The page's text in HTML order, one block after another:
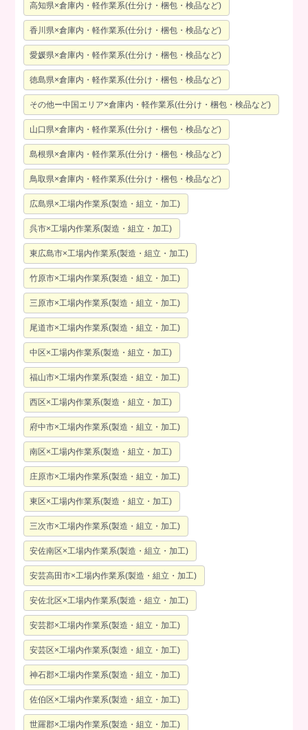
高知県×倉庫内・軽作業系(仕分け・梱包・検品など)
香川県×倉庫内・軽作業系(仕分け・梱包・検品など)
愛媛県×倉庫内・軽作業系(仕分け・梱包・検品など)
徳島県×倉庫内・軽作業系(仕分け・梱包・検品など)
その他ー中国エリア×倉庫内・軽作業系(仕分け・梱包・検品など)
山口県×倉庫内・軽作業系(仕分け・梱包・検品など)
島根県×倉庫内・軽作業系(仕分け・梱包・検品など)
鳥取県×倉庫内・軽作業系(仕分け・梱包・検品など)
広島県×工場内作業系(製造・組立・加工)
呉市×工場内作業系(製造・組立・加工)
東広島市×工場内作業系(製造・組立・加工)
竹原市×工場内作業系(製造・組立・加工)
三原市×工場内作業系(製造・組立・加工)
尾道市×工場内作業系(製造・組立・加工)
中区×工場内作業系(製造・組立・加工)
福山市×工場内作業系(製造・組立・加工)
西区×工場内作業系(製造・組立・加工)
府中市×工場内作業系(製造・組立・加工)
南区×工場内作業系(製造・組立・加工)
庄原市×工場内作業系(製造・組立・加工)
東区×工場内作業系(製造・組立・加工)
三次市×工場内作業系(製造・組立・加工)
安佐南区×工場内作業系(製造・組立・加工)
安芸高田市×工場内作業系(製造・組立・加工)
安佐北区×工場内作業系(製造・組立・加工)
安芸郡×工場内作業系(製造・組立・加工)
安芸区×工場内作業系(製造・組立・加工)
神石郡×工場内作業系(製造・組立・加工)
佐伯区×工場内作業系(製造・組立・加工)
世羅郡×工場内作業系(製造・組立・加工)